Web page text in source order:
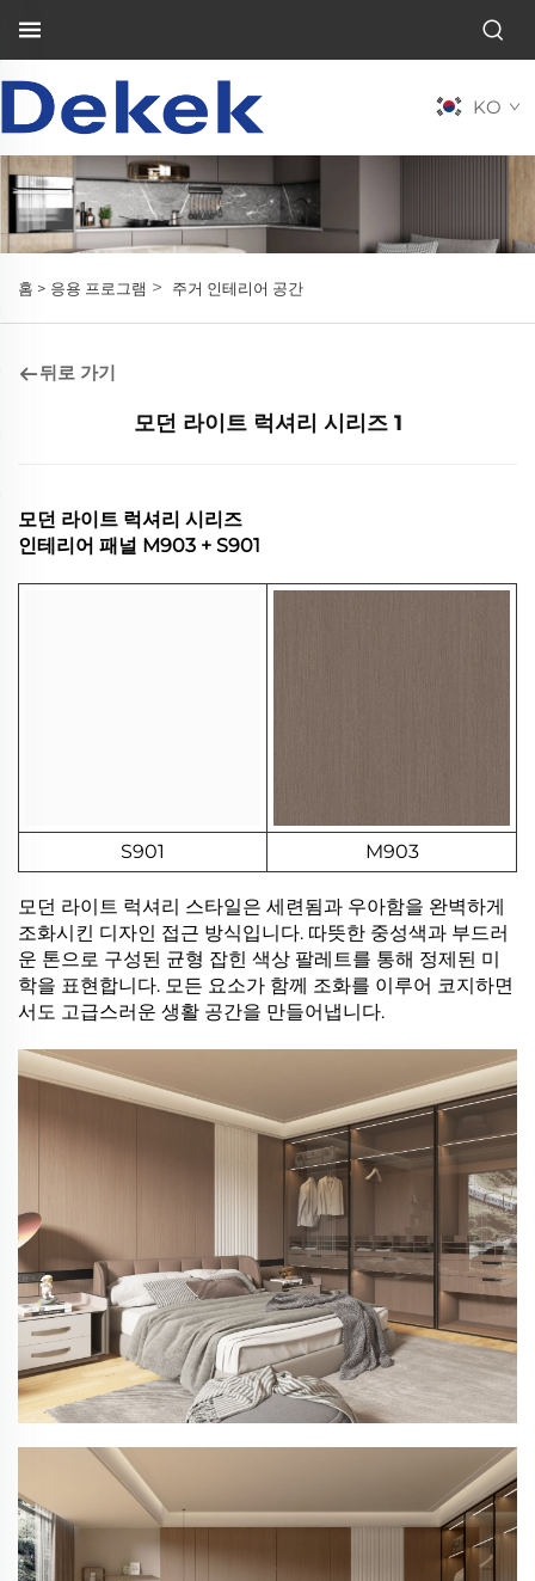
KO
홈 > 응용 프로그램 > 주거 인테리어 공간
뒤로 가기
모던 라이트 럭셔리 시리즈 1
모던 라이트 럭셔리 시리즈
인테리어 패널 M903 + S901
S901 M903
모던 라이트 럭셔리 스타일은 세련됨과 우아함을 완벽하게
조화시킨 디자인 접근 방식입니다. 따뜻한 중성색과 부드러
운 톤으로 구성된 균형 잡힌 색상 팔레트를 통해 정제된 미
학을 표현합니다. 모든 요소가 함께 조화를 이루어 코지하면
서도 고급스러운 생활 공간을 만들어냅니다.